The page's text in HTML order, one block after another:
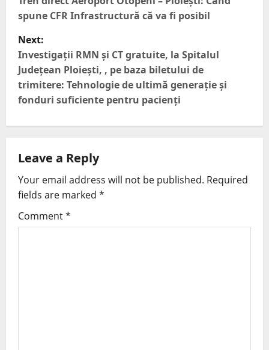
spune CFR Infrastructură că va fi posibil
Next:
Investigații RMN și CT gratuite, la Spitalul
Județean Ploiești, , pe baza biletului de
trimitere: Tehnologie de ultimă generație și
fonduri suficiente pentru pacienți
Leave a Reply
Your email address will not be published. Required
fields are marked *
Comment*